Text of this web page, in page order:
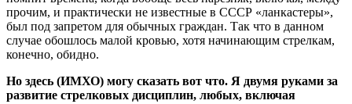
прочим, и практически не известные в СССР «ланкастеры»,
был под запретом для обычных граждан. Так что в данном
случае обошлось малой кровью, хотя начинающим стрелкам,
конечно, обидно.
Но здесь (ИМХО) могу сказать вот что. Я двумя руками за
развитие стрелковых дисциплин, любых, включая